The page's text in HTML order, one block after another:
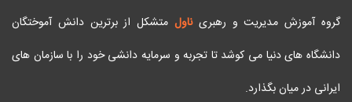
گروه آموزش مدیریت و رهبریناول متشکل از برترین دانش آموختگان
دانشگاه های دنیا می کوشد تا تجربه و سرمایه دانشی خود را با سازمان های
ایرانی در میان بگذارد.